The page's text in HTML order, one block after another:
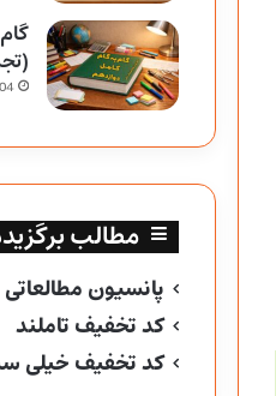
مطالب
پانسیون
کد تخفیف تاملند
کد تخفیف خیلی